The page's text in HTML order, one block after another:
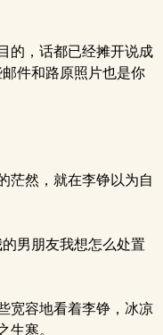
的，话都已经摊开说成
件和路原照片也是你
茫然，就在李铮以为自
男朋友我想怎么处置
宽容地看着李铮，冰凉
生寒。